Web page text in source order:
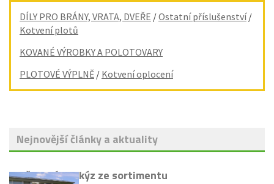
DÍLY PRO BRÁNY, VRATA, DVEŘE /Ostatní příslušenství/
Kotvení plotů
KOVANÉ VÝROBKY A POLOTOVARY
PLOTOVÉ VÝPLNĚ / Kotvení oplocení
Nejnovější články a aktuality
Vyřazení markýz ze sortimentu